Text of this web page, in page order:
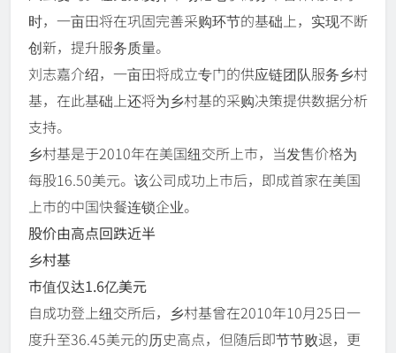
时，一亩田将在巩固完善采购环节的基础上，实现不断
创新，提升服务质量。
刘志嘉介绍，一亩田将成立专门的供应链团队服务乡村
基，在此基础上还将为乡村基的采购决策提供数据分析
支持。
乡村基是于2010年在美国纽交所上市，当发售价格为
每股16.50美元。该公司成功上市后，即成首家在美国
上市的中国快餐连锁企业。
股价由高点回跌近半
乡村基
市值仅达1.6亿美元
自成功登上纽交所后，乡村基曾在2010年10月25日一
度升至36.45美元的历史高点，但随后即节节败退，更